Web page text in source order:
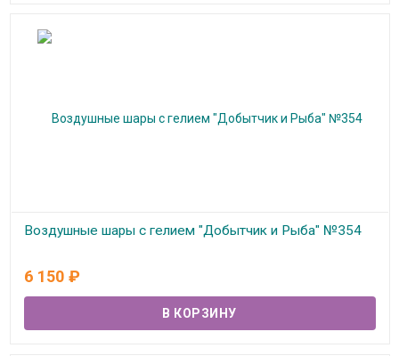
Воздушные шары с гелием "Добытчик и Рыба" №354
6 150 ₽